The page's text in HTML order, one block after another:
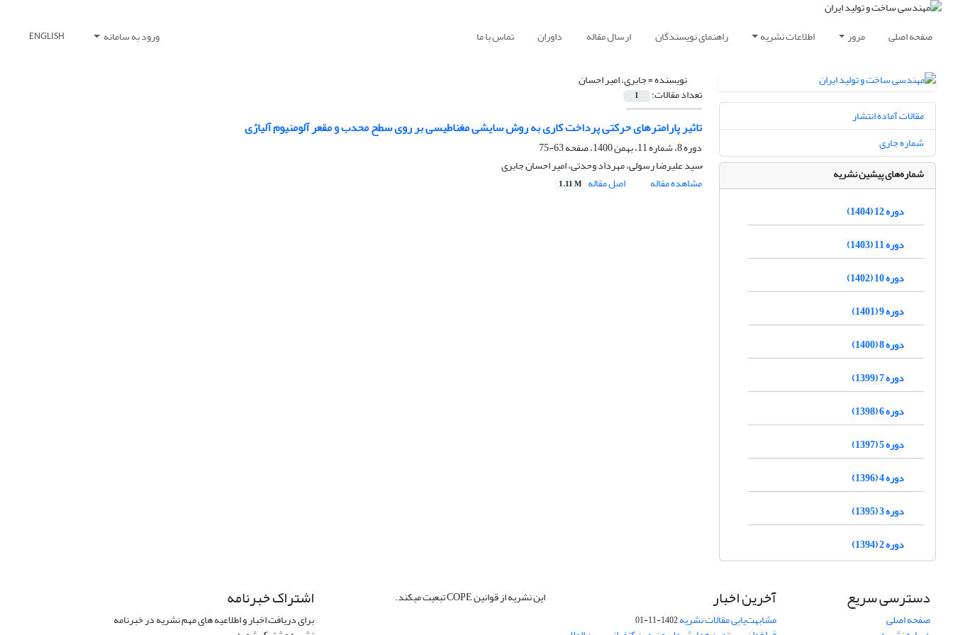
صفحه اصلی مرور اطلاعات نشریه راهنمای نویسندگان ارسال مقاله داوران تماس با ما ورود به سامانه ENGLISH
نویسنده =جابری، امیر احسان
تعداد مقالات: 1
تاثیر پارامتر‌های حرکتی پرداخت کاری به روش سایشی مغناطیسی بر روی سطح محدب و مقعر آلومنیوم آلیاژی
دوره 8، شماره 11، بهمن 1400، صفحه
63-75
ُسید علیرضا رسولی، مهرداد وحدتی، امیر احسان جابری
مشاهده مقاله
اصل مقاله 1.11 M
مقالات آماده انتشار
شماره جاری
شماره‌های پیشین نشریه
دوره 12 (1404)
دوره 11 (1403)
دوره 10 (1402)
دوره 9 (1401)
دوره 8 (1400)
دوره 7 (1399)
دوره 6 (1398)
دوره 5 (1397)
دوره 4 (1396)
دوره 3 (1395)
دوره 2 (1394)
دسترسی سریع
صفحه اصلی
آخرین اخبار
مشابهت‌یابی مقالات نشریه1402-11-01
این نشریه از قوانین COPE تبعیت میکند. اشتراک خبرنامه
برای دریافت اخبار و اطلاعیه های مهم نشریه در خبرنامه